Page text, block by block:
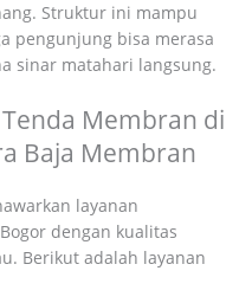
Struktur ini mampu
pengunjung bisa merasa
sinar matahari langsung.
Membran di
Baja Membran
layanan
dengan kualitas
Berikut adalah layanan